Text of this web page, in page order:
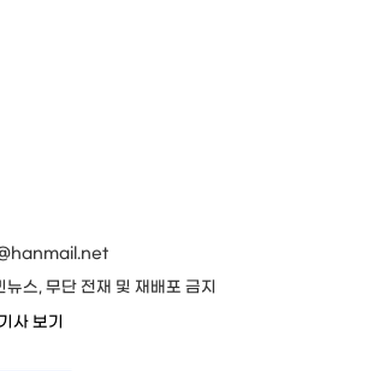
스, 무단 전재 및 재배포 금지
사 보기